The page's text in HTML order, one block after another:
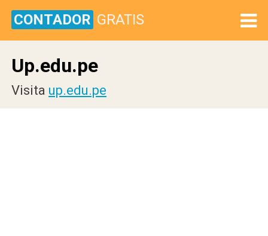
CONTADOR GRATIS
Up.edu.pe
Visita up.edu.pe